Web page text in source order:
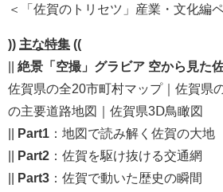
＜「佐賀のトリセツ」産業・文化編
)) 主な特集 ((
絶景「空撮」グラビア 空から見た
佐賀県の全20市町村マップ｜佐賀県
の主要道路地図｜佐賀県3Ⅾ鳥瞰図
Part1 ：地図で読み解く佐賀の大地
Part2 ：佐賀を駆け抜ける交通網
Part3 ：佐賀で動いた歴史の瞬間